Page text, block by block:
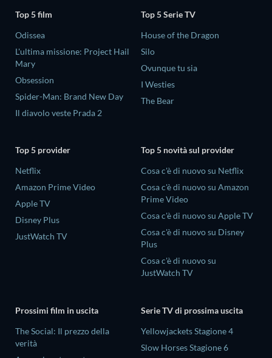
Top 5 film
Odissea
L'ultima missione: Project Hail
Mary
Obsession
Spider-Man: Brand New Day
Il diavolo veste Prada 2
Top 5 Serie TV
House of the Dragon
Silo
Ovunque tu sia
I Westies
The Bear
Top 5 provider
Netflix
Amazon Prime Video
Apple TV
Disney Plus
JustWatch TV
Top 5 novità sul provider
Cosa c'è di nuovo su Netflix
Cosa c'è di nuovo su Amazon
Prime Video
Cosa c'è di nuovo su Apple TV
Cosa c'è di nuovo su Disney
Plus
Cosa c'è di nuovo su
JustWatch TV
Prossimi film in uscita
The Social: Il prezzo della
verità
Serie TV di prossima uscita
Yellowjackets Stagione 4
Slow Horses Stagione 6